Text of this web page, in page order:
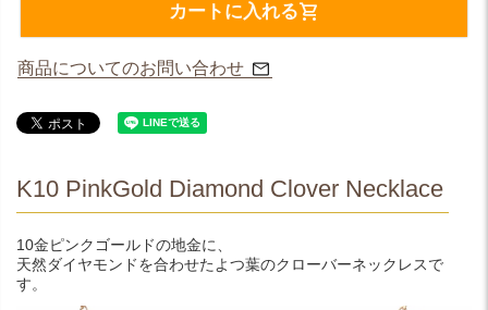
カートに入れる
商品についてのお問い合わせ
K10 PinkGold Diamond Clover Necklace
10金ピンクゴールドの地金に、
天然ダイヤモンドを合わせたよつ葉のクローバーネックレスで
す。